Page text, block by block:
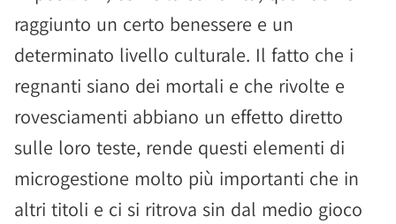
raggiunto un certo benessere e un
determinato livello culturale. Il fatto che i
regnanti siano dei mortali e che rivolte e
rovesciamenti abbiano un effetto diretto
sulle loro teste, rende questi elementi di
microgestione molto più importanti che in
altri titoli e ci si ritrova sin dal medio gioco